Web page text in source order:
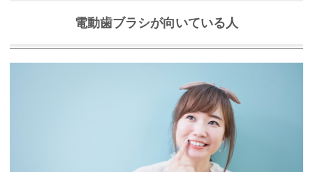
電動歯ブラシが向いている人